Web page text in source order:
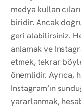
medya
biridir. Ancak
geri alabilirsiniz.
anlamak ve
etmek, tekrar
önemlidir. Ayrıca,
Instagram’ın
yararlanmak,